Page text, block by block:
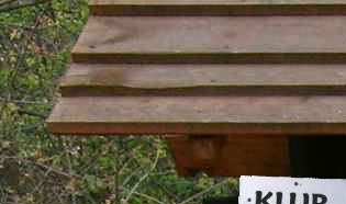
strona w naprawie